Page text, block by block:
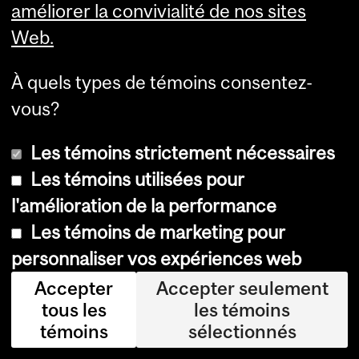
an
dei
et
ré
cip
ien
dai
Pri
litz
améliorer la convivialité de nos sites
Web.
À quels types de témoins consentez-
vous?
Les témoins strictement nécessaires
Les témoins utilisées pour
l'amélioration de la performance
Les témoins de marketing pour
personnaliser vos expériences web
Accepter
tous les
témoins
Accepter seulement
les témoins
sélectionnés